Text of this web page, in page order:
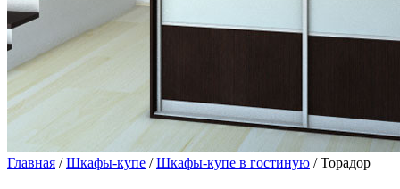
Главная /Шкафы-купе /Шкафы-купе в гостиную / Торадор